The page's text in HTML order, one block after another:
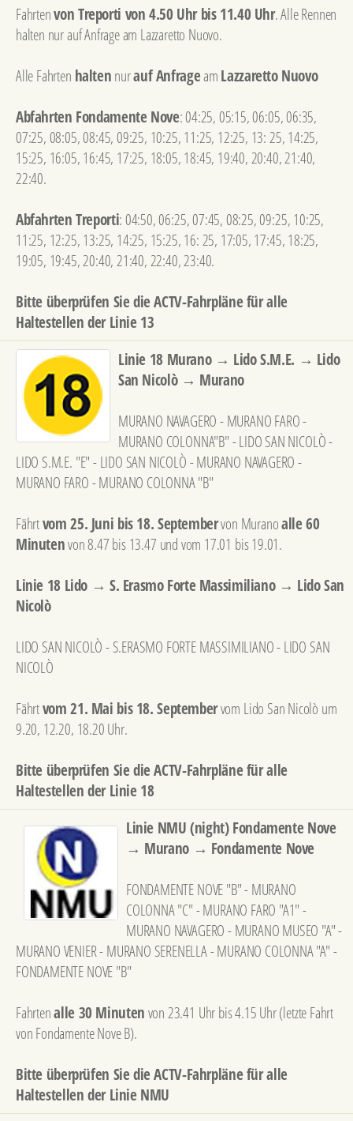
Fahrtenvon Treporti von 4.50 Uhr bis 11.40 Uhr. Alle Rennen
halten nur auf Anfrage am Lazzaretto Nuovo.
Alle Fahrten haltennurauf AnfrageamLazzaretto Nuovo
Abfahrten Fondamente Nove: 04:25, 05:15, 06:05, 06:35,
07:25, 08:05, 08:45, 09:25, 10:25, 11:25, 12:25, 13: 25, 14:25,
15:25, 16:05, 16:45, 17:25, 18:05, 18:45, 19:40, 20:40, 21:40,
22:40.
Abfahrten Treporti: 04:50, 06:25, 07:45, 08:25, 09:25, 10:25,
11:25, 12:25, 13:25, 14:25, 15:25, 16: 25, 17:05, 17:45, 18:25,
19:05, 19:45, 20:40, 21:40, 22:40, 23:40.
Bitte überprüfen Sie die ACTV-Fahrpläne für alle
Haltestellen der Linie 13
Linie 18 Murano → Lido S.M.E. → Lido
San Nicolò → Murano
MURANO NAVAGERO - MURANO FARO -
MURANO COLONNA"B" - LIDO SAN NICOLÒ -
LIDO S.M.E. "E" - LIDO SAN NICOLÒ - MURANO NAVAGERO -
MURANO FARO - MURANO COLONNA "B"
Fährtvom 25. Juni bis 18. Septembervon Muranoalle 60
Minutenvon 8.47 bis 13.47 und vom 17.01 bis 19.01.
Linie 18 Lido → S. Erasmo Forte Massimiliano → Lido San
Nicolò
LIDO SAN NICOLÒ - S.ERASMO FORTE MASSIMILIANO - LIDO SAN
NICOLÒ
Fährtvom 21. Mai bis 18. Septembervom Lido San Nicolò um
9.20, 12.20, 18.20 Uhr.
Bitte überprüfen Sie die ACTV-Fahrpläne für alle
Haltestellen der Linie 18
Linie NMU (night) Fondamente Nove
→ Murano → Fondamente Nove
FONDAMENTE NOVE "B" - MURANO
COLONNA "C" - MURANO FARO "A1" -
MURANO NAVAGERO - MURANO MUSEO "A" -
MURANO VENIER - MURANO SERENELLA - MURANO COLONNA "A" -
FONDAMENTE NOVE "B"
Fahrtenalle 30 Minutenvon 23.41 Uhr bis 4.15 Uhr (letzte Fahrt
von Fondamente Nove B).
Bitte überprüfen Sie die ACTV-Fahrpläne für alle
Haltestellen der Linie NMU